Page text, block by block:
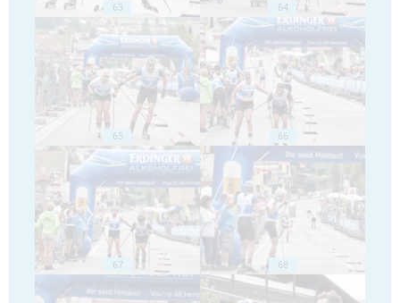
63 64
65 66
67 68